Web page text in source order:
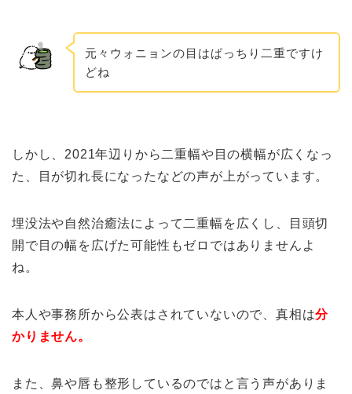
元々ウォニョンの目はぱっちり二重ですけ
どね
しかし、2021年辺りから二重幅や目の横幅が広くなっ
た、目が切れ長になったなどの声が上がっています。
埋没法や自然治癒法によって二重幅を広くし、目頭切
開で目の幅を広げた可能性もゼロではありませんよ
ね。
本人や事務所から公表はされていないので、真相は分
かりません。
また、鼻や唇も整形しているのではと言う声がありま